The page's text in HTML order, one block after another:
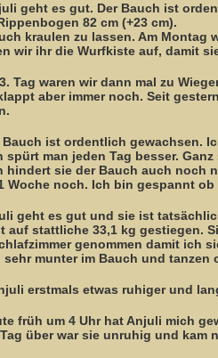
geht es gut. Der Bauch ist
82 cm (+23 cm).
kraulen zu lassen. Am Montag
wir ihr die Wurfkiste auf, damit
Tag waren wir dann mal zu
aber immer noch. Seit
Bauch ist ordentlich gewachsen.
spürt man jeden Tag besser.
hindert sie der Bauch auch noch
Woche noch. Ich bin gespannt
geht es gut und sie ist
auf stattliche 33,1 kg gestiegen.
genommen damit ich
munter im Bauch und
erstmals etwas ruhiger und
früh um 4 Uhr hat Anjuli mich
über war sie unruhig und kam